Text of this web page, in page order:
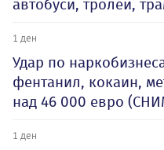
автобуси, тролеи,
1 ден
Удар по
фентанил, кокаин,
над 46 000 евро
1 ден